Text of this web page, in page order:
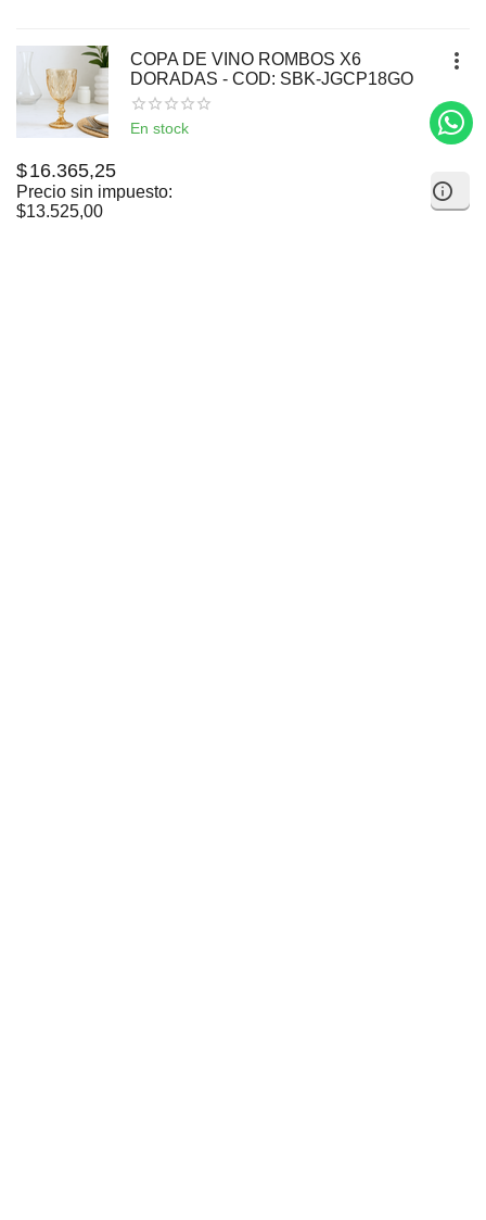
COPA DE VINO ROMBOS X6
DORADAS - COD: SBK-JGCP18GO
En stock
$16.365,25
Precio sin impuesto:
$13.525,00